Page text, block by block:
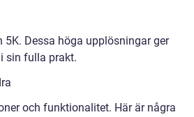
Dessa höga upplösningar ger
sin fulla prakt.
och funktionalitet. Här är några